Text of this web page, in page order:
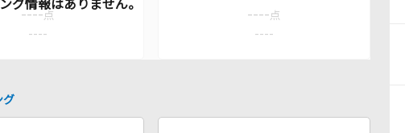
---- 点
----
---- 点
----
グ